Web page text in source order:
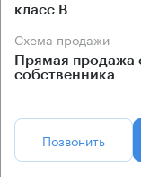
класс B
Схема продажи
Прямая продажа
собственника
Позвонить